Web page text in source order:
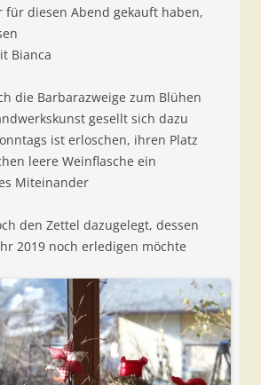
für diesen Abend gekauft haben,
Bianca
die Barbarazweige zum Blühen
gesellt sich dazu
ist erloschen, ihren Platz
leere Weinflasche ein
Miteinander
den Zettel dazugelegt, dessen
2019 noch erledigen möchte